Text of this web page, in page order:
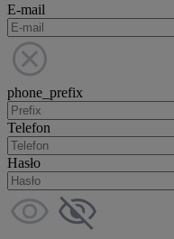
E-mail
phone_prefix
Telefon
Hasło